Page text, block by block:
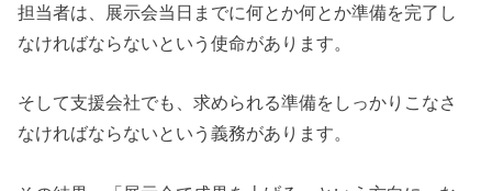
担当者は、展示会当日までに何とか何とか準備を完了し
なければならないという使命があります。
そして支援会社でも、求められる準備をしっかりこなさ
なければならないという義務があります。